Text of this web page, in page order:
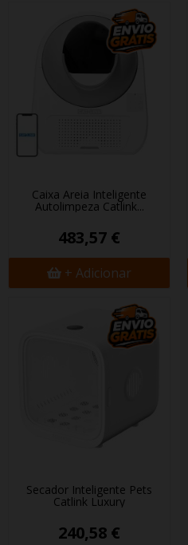
Caixa Areia Inteligente
Autolimpeza Catlink...
483,57 €
+ Adicionar
Secador Inteligente Pets
Catlink Luxury
240,58 €